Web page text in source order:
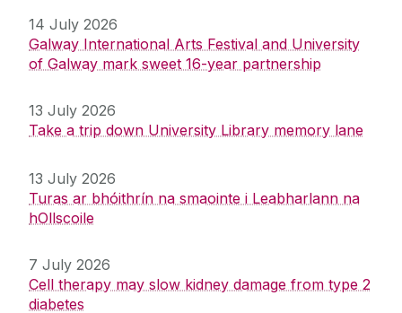
14 July 2026
Galway International Arts Festival and University
of Galway mark sweet 16-year partnership
13 July 2026
Take a trip down University Library memory lane
13 July 2026
Turas ar bhóithrín na smaointe i Leabharlann na
hOllscoile
7 July 2026
Cell therapy may slow kidney damage from type 2
diabetes